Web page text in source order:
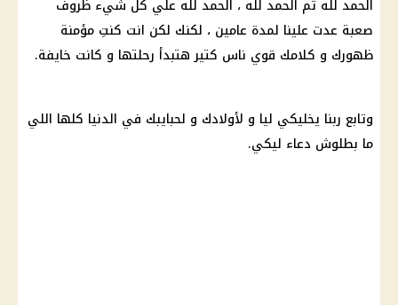
الحمد لله ثم الحمد لله ، الحمد لله علي كل شيء ظروف
صعبة عدت علينا لمدة عامين ، لكنك لكن انت كنتِ مؤمنة
ظهورك و كلامك قوي ناس كتير هتبدأ رحلتها و كانت خايفة.
وتابع ربنا يخليكي ليا و لأولادك و لحبايبك في الدنيا كلها اللي
ما بطلوش دعاء ليكي.